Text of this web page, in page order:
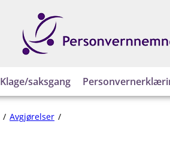
Klage/saksgang
Avgjørelser